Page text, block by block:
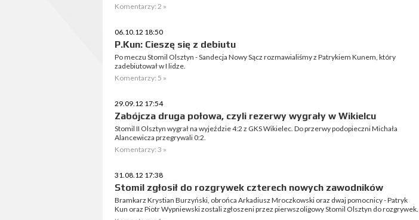
Komentarzy: 2 »
06.10.12 18:50
P.Kun: Cieszę się z debiutu
Po meczu Stomil Olsztyn - Sandecja Nowy Sącz rozmawialiśmy z Patrykiem Kunem, który
zadebiutował w I lidze.
Komentarzy: 5 »
29.09.12 17:54
Zabójcza druga połowa, czyli rezerwy wygrały w Wikielcu
Stomil II Olsztyn wygrał na wyjeździe 4:2 z GKS Wikielec. Do przerwy podopieczni Michała
Alancewicza przegrywali 0:2.
Komentarzy: 3 »
31.08.12 17:38
Stomil zgłosił do rozgrywek czterech nowych zawodników
Bramkarz Krystian Burzyński, obrońca Arkadiusz Mroczkowski oraz dwaj pomocnicy - Patryk
Kun oraz Piotr Wypniewski zostali zgłoszeni przez pierwszoligowy Stomil Olsztyn do rozgrywek.